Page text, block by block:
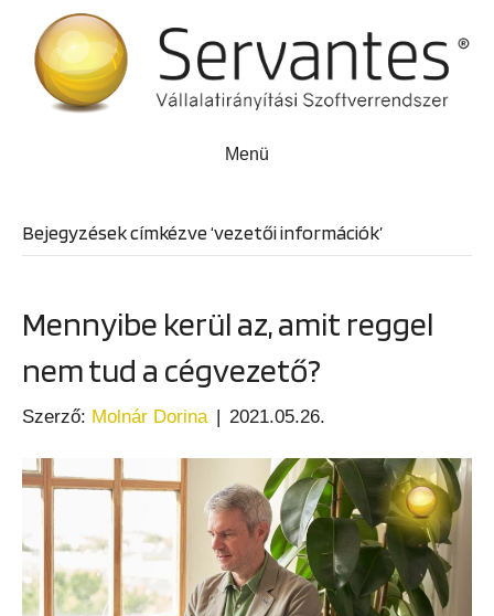
Menü
Bejegyzések címkézve ‘vezetői információk’
Mennyibe kerül az, amit reggel
nem tud a cégvezető?
Szerző: Molnár Dorina | 2021.05.26.